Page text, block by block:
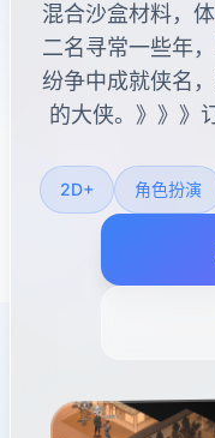
混合沙盒材料，
二名寻常一些年
纷争中成就侠名
的大侠。》》》
2D+ 角色扮演